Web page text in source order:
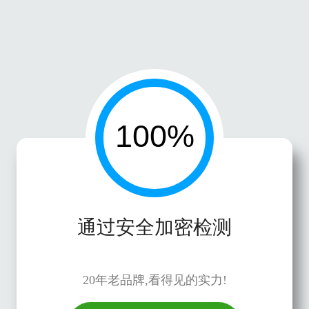
通过安全加密检测
20年老品牌,看得见的实力!